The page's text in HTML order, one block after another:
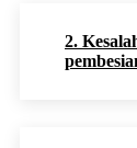
2.